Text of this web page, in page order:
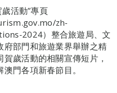
活動”專頁
zh-
2024）整合旅遊局、文
部門和旅遊業界舉辦之精
歲活動的相關宣傳短片，
門各項新春節目。